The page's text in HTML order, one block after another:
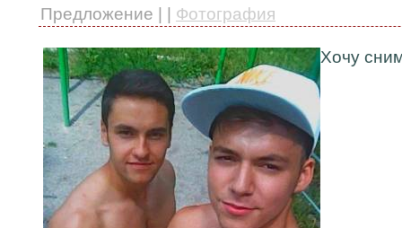
Предложение | | Фотография
Хочу